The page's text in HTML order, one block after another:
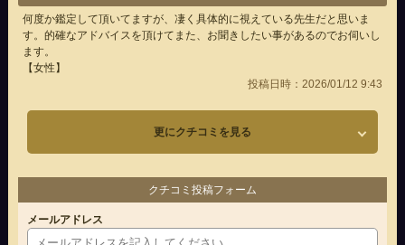
何度か鑑定して頂いてますが、凄く具体的に視えている先生だと思いま
す。的確なアドバイスを頂けてまた、お聞きしたい事があるのでお伺いし
ます。
【女性】
投稿日時：2026/01/12 9:43
更にクチコミを見る
クチコミ投稿フォーム
メールアドレス